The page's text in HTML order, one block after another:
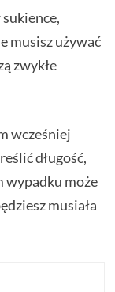
musisz używać
zwykłe
wcześniej
długość,
wypadku może
musiała